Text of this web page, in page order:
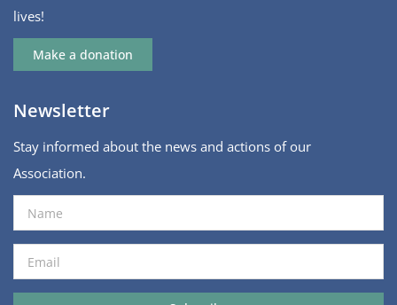
lives!
Make a donation
Newsletter
Stay informed about the news and actions of our
Association.